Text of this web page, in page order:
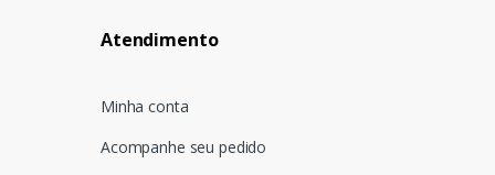
Atendimento
Minha conta
Acompanhe seu pedido